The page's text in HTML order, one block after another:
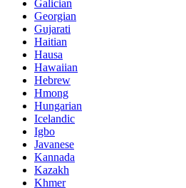
Galician
Georgian
Gujarati
Haitian
Hausa
Hawaiian
Hebrew
Hmong
Hungarian
Icelandic
Igbo
Javanese
Kannada
Kazakh
Khmer